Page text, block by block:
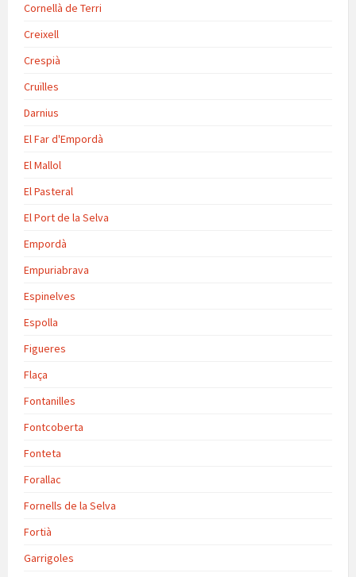
Cornellà de Terri
Creixell
Crespià
Cruïlles
Darnius
El Far d'Empordà
El Mallol
El Pasteral
El Port de la Selva
Empordà
Empuriabrava
Espinelves
Espolla
Figueres
Flaça
Fontanilles
Fontcoberta
Fonteta
Forallac
Fornells de la Selva
Fortià
Garrigoles